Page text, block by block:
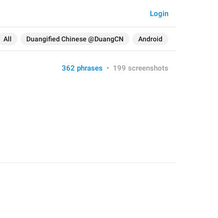
All Duangified Chinese @DuangCN Android
Login
362 phrases • 199 screenshots